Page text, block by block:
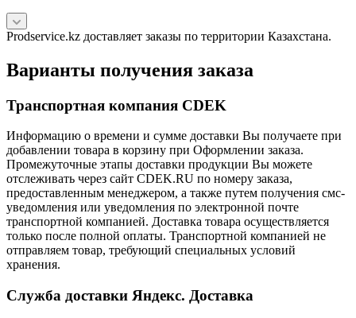
Prodservice.kz доставляет заказы по территории Казахстана.
Варианты получения заказа
Транспортная компания CDEK
Информацию о времени и сумме доставки Вы получаете при
добавлении товара в корзину при Оформлении заказа.
Промежуточные этапы доставки продукции Вы можете
отслеживать через сайт CDEK.RU по номеру заказа,
предоставленным менеджером, а также путем получения смс-
уведомления или уведомления по электронной почте
транспортной компанией. Доставка товара осуществляется
только после полной оплаты. Транспортной компанией не
отправляем товар, требующий специальных условий
хранения.
Служба доставки Яндекс. Доставка